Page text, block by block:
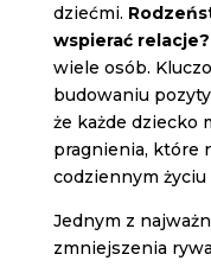
dziećmi.
wspierać relacje?
wiele osób.
budowaniu
że każde dziecko
pragnienia, które
codziennym
Jednym z
zmniejszenia